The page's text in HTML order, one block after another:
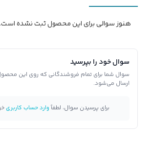
هنوز سوالی برای این محصول ثبت نشده است.
سوال خود را بپرسید
ارسال می‌شود.
برای پرسیدن سوال، لطفاًوارد حساب کاربری